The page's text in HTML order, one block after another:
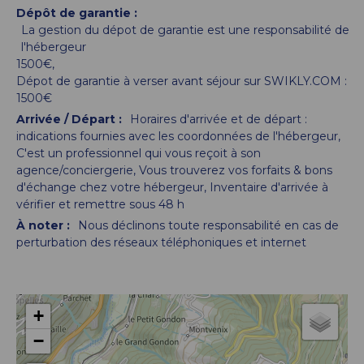
Dépôt de garantie :
La gestion du dépot de garantie est une responsabilité de
l'hébergeur
1500€
Dépot de garantie à verser avant séjour sur SWIKLY.COM :
1500€
Arrivée / Départ :
Horaires d'arrivée et de départ :
indications fournies avec les coordonnées de l'hébergeur
C'est un professionnel qui vous reçoit à son
agence/conciergerie Vous trouverez vos forfaits & bons
d'échange chez votre hébergeur Inventaire d'arrivée à
vérifier et remettre sous 48 h
À noter :
Nous déclinons toute responsabilité en cas de
perturbation des réseaux téléphoniques et internet
+
−